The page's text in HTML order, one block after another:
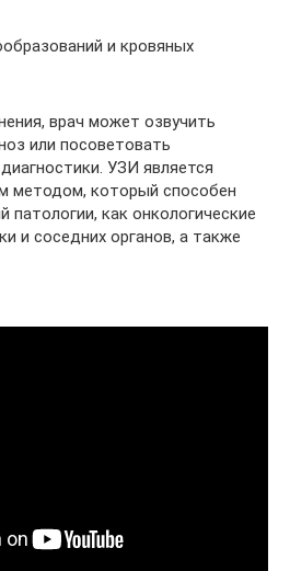
и кровяных
врач может озвучить
или посоветовать
УЗИ является
методом, который способен
как онкологические
и соседних органов, а также